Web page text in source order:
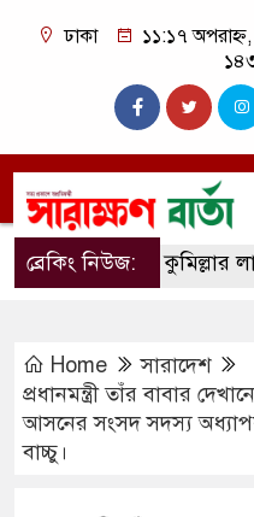
ঢাকা
১১:১৭
ব্রেকিং নিউজ:কুমিল্লার
Home
সারাদেশ
প্রধানমন্ত্রী তাঁর বাবার
আসনের সংসদ সদস্য
বাচ্চু।